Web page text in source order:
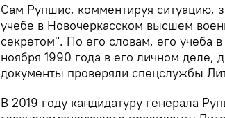
Сам Рупшис, комментируя ситуацию,
учебе в Новочеркасском высшем
секретом". По его словам, его учеба
ноября 1990 года в его личном деле,
документы проверяли спецслужбы
В 2019 году кандидатуру генерала